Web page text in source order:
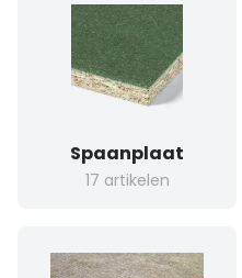
Spaanplaat
17 artikelen